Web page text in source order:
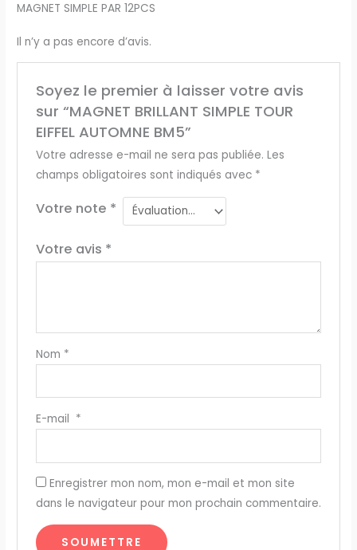
MAGNET SIMPLE PAR 12PCS
Il n’y a pas encore d’avis.
Soyez le premier à laisser votre avis
sur “MAGNET BRILLANT SIMPLE TOUR
EIFFEL AUTOMNE BM5”
Votre adresse e-mail ne sera pas publiée. Les
champs obligatoires sont indiqués avec *
Votre note *
Votre avis *
Nom *
E-mail *
Enregistrer mon nom, mon e-mail et mon site
dans le navigateur pour mon prochain commentaire.